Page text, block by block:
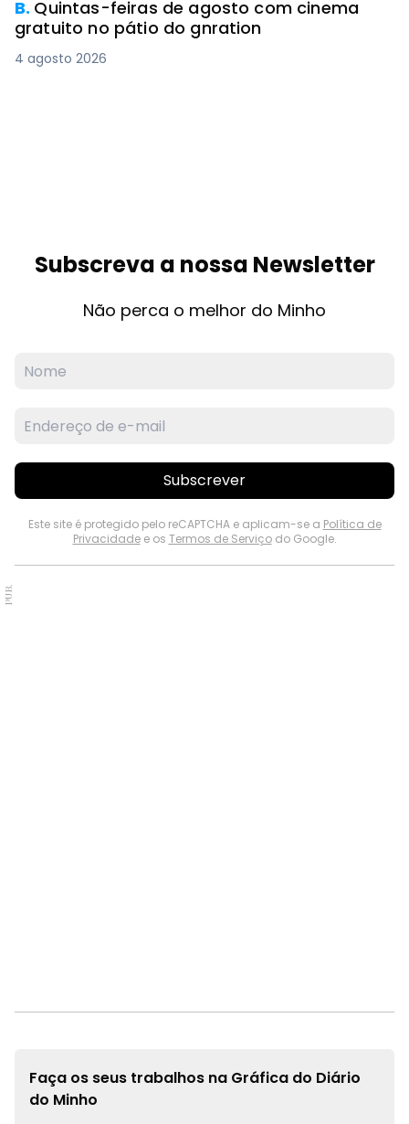
B. Quintas-feiras de agosto com cinema
gratuito no pátio do gnration
4 agosto 2026
Subscreva a nossa Newsletter
Não perca o melhor do Minho
Subscrever
Este site é protegido pelo reCAPTCHA e aplicam-se a Política de
Privacidadee os Termos de Serviçodo Google.
PUB.
Faça os seus trabalhos na Gráfica do Diário
do Minho